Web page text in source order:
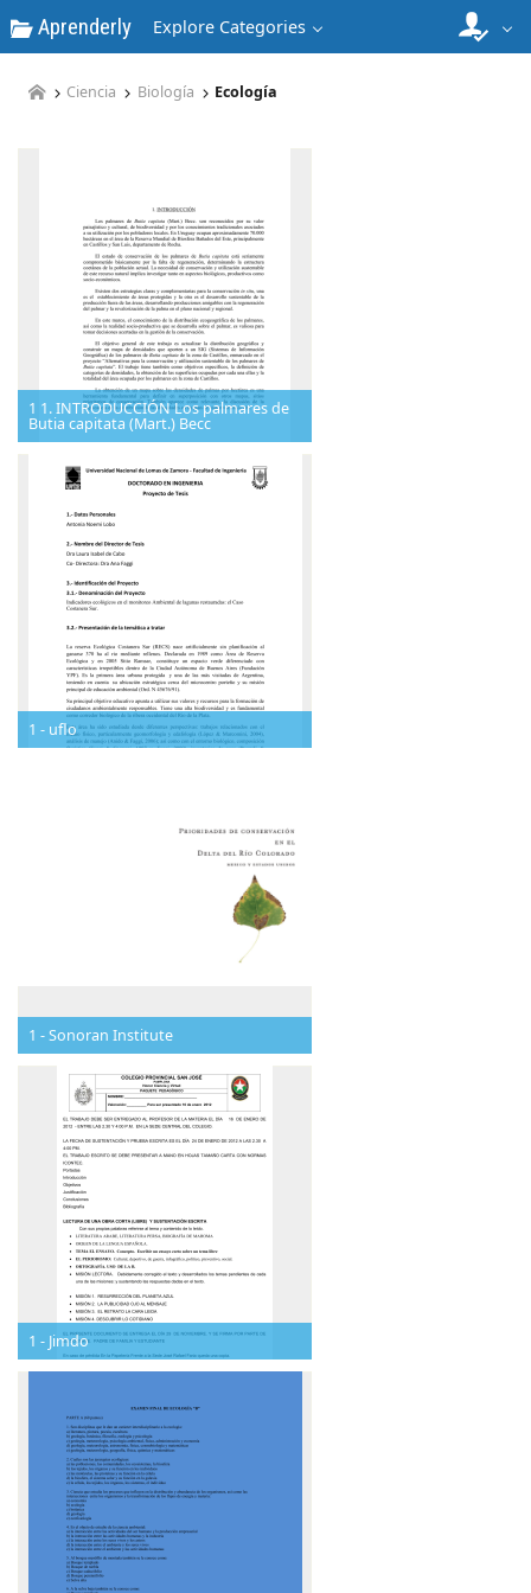
Aprenderly Explore Categories
Ciencia Biología Ecología
1 1. INTRODUCCIÓN Los palmares de
Butia capitata (Mart.) Becc
1 - uflo
1 - Sonoran Institute
1 - Jimdo